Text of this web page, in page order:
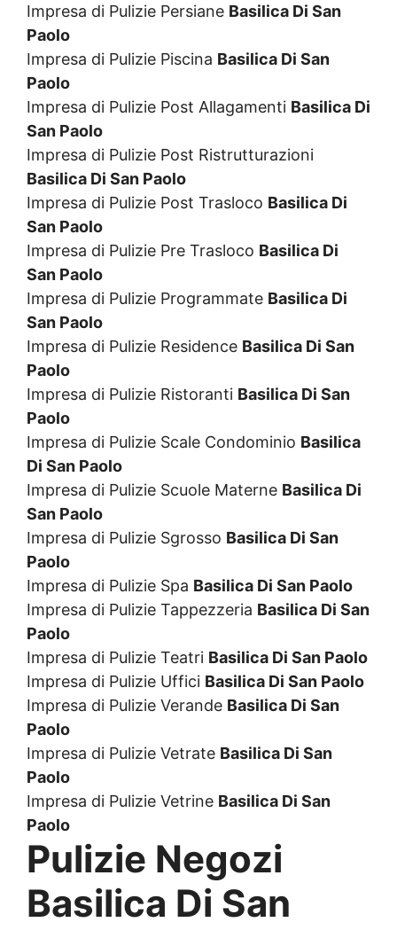
Impresa di Pulizie Persiane Basilica Di San
Paolo
Impresa di Pulizie Piscina Basilica Di San
Paolo
Impresa di Pulizie Post Allagamenti Basilica Di
San Paolo
Impresa di Pulizie Post Ristrutturazioni
Basilica Di San Paolo
Impresa di Pulizie Post Trasloco Basilica Di
San Paolo
Impresa di Pulizie Pre Trasloco Basilica Di
San Paolo
Impresa di Pulizie Programmate Basilica Di
San Paolo
Impresa di Pulizie Residence Basilica Di San
Paolo
Impresa di Pulizie Ristoranti Basilica Di San
Paolo
Impresa di Pulizie Scale Condominio Basilica
Di San Paolo
Impresa di Pulizie Scuole Materne Basilica Di
San Paolo
Impresa di Pulizie Sgrosso Basilica Di San
Paolo
Impresa di Pulizie Spa Basilica Di San Paolo
Impresa di Pulizie Tappezzeria Basilica Di San
Paolo
Impresa di Pulizie Teatri Basilica Di San Paolo
Impresa di Pulizie Uffici Basilica Di San Paolo
Impresa di Pulizie Verande Basilica Di San
Paolo
Impresa di Pulizie Vetrate Basilica Di San
Paolo
Impresa di Pulizie Vetrine Basilica Di San
Paolo
Pulizie Negozi
Basilica Di San